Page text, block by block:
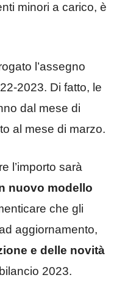
minori a carico, è
l’assegno
2023. Di fatto, le
dal mese di
al mese di marzo.
l’importo sarà
nuovo modello
che gli
aggiornamento,
e delle novità
2023.